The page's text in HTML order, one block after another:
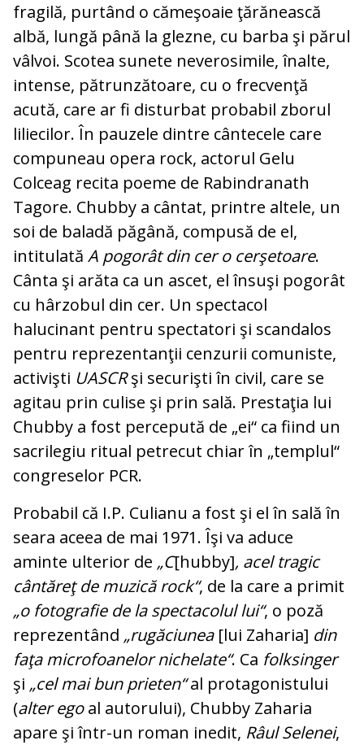
fragilă, pur­tând o cămeşoaie ţărănească
albă, lungă pâ­nă la glezne, cu barba şi părul
vâlvoi. Sco­tea sunete neverosimile, înalte,
inten­se, pătrunzătoare, cu o frecvenţă
acută, ca­re ar fi disturbat probabil zborul
lili­e­ci­lor. În pauzele dintre cântecele care
com­puneau opera rock, actorul Gelu
Colceag re­cita poeme de Rabindranath
Tagore. Chubby a cântat, printre altele, un
soi de ba­ladă pă­gână, compusă de el,
intitulată A po­go­rât din cer o cerşetoare.
Cânta şi arăta ca un ascet, el însuşi pogorât
cu hâr­zobul din cer. Un spectacol
halucinant pen­tru spec­tatori şi scandalos
pentru re­pre­zen­tan­ţii cenzurii comuniste,
activişti UASCRşi se­curişti în civil, care se
agitau prin culise şi prin sală. Prestaţia lui
Chubby a fost per­ce­­pută de „ei“ ca fiind un
sacrilegiu ritual pe­trecut chiar în „templul“
congreselor PCR.
Probabil că I.P. Culianu a fost şi el în sală în
seara aceea de mai 1971. Îşi va aduce
aminte ulterior de „C[hubby], acel tragic
cân­tăreţ de muzică rock“, de la care a pri­mit
„o fotografie de la spectacolul lui“, o poză
reprezentând „rugăciunea [lui Za­ha­ria] din
faţa microfoanelor nichelate“. Ca folksinger
şi „cel mai bun prieten“al pro­tagonistului
(alter egoal autorului), Chubby Zaharia
apare şi într-un roman inedit, Râ­ul Selenei,